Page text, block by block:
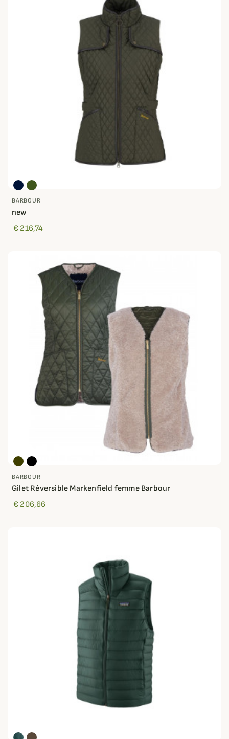
BARBOUR
new
€ 216,74
BARBOUR
Gilet Réversible Markenfield femme Barbour
€ 206,66